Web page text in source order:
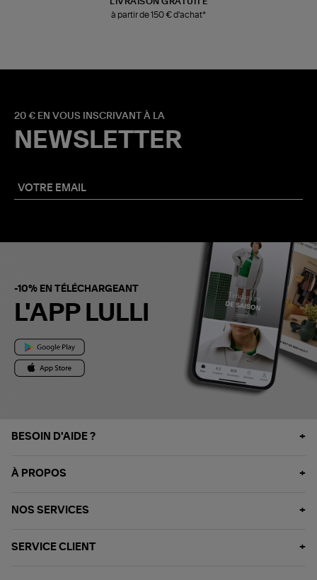
à partir de 150 € d'achat*
20 € EN VOUS INSCRIVANT À LA
NEWSLETTER
-10% EN TÉLÉCHARGEANT
L'APP LULLI
BESOIN D'AIDE ?
À PROPOS
NOS SERVICES
SERVICE CLIENT